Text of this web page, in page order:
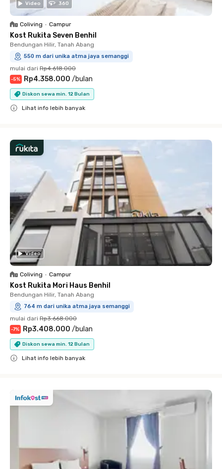
Video 360
Coliving • Campur
Kost Rukita Seven Benhil
Bendungan Hilir, Tanah Abang
550 m dari unika atma jaya semanggi
mulai dari Rp4.618.000
-5% Rp4.358.000 /bulan
Diskon sewa min. 12 Bulan
Lihat info lebih banyak
Video
Coliving • Campur
Kost Rukita Mori Haus Benhil
Bendungan Hilir, Tanah Abang
764 m dari unika atma jaya semanggi
mulai dari Rp3.668.000
-7% Rp3.408.000 /bulan
Diskon sewa min. 12 Bulan
Lihat info lebih banyak